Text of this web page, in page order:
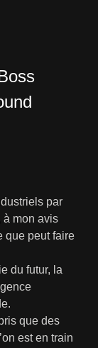
par
à mon avis
que peut faire
du futur, la
que des
est en train